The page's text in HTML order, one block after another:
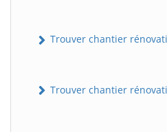
Trouver chantier
Trouver chantier